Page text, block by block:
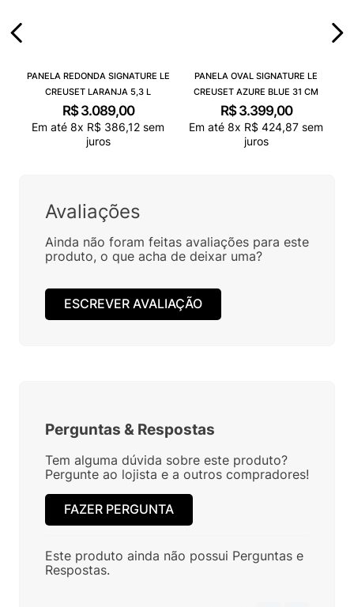
PANELA REDONDA SIGNATURE LE
CREUSET LARANJA 5,3 L
R$ 3.089,00
Em até 8x R$ 386,12 sem
juros
PANELA OVAL SIGNATURE LE
CREUSET AZURE BLUE 31 CM
R$ 3.399,00
Em até 8x R$ 424,87 sem
juros
Avaliações
Ainda não foram feitas avaliações para este
produto, o que acha de deixar uma?
ESCREVER AVALIAÇÃO
Perguntas & Respostas
Tem alguma dúvida sobre este produto?
Pergunte ao lojista e a outros compradores!
FAZER PERGUNTA
Este produto ainda não possui Perguntas e
Respostas.